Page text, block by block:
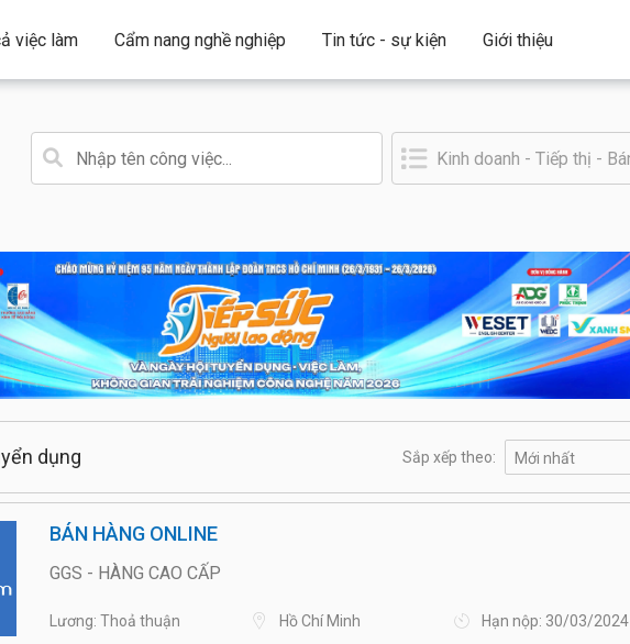
việc làm Cẩm nang nghề nghiệp Tin tức - sự kiện Giới thiệu
dụng Sắp xếp theo:
BÁN HÀNG ONLINE
GGS - HÀNG CAO CẤP
Lương: Thoả thuận Hồ Chí Minh Hạn nộp: 30/03/2024